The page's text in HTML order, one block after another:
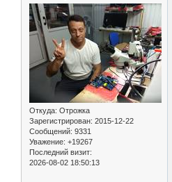
Откуда: Отрожка
Зарегистрирован: 2015-12-22
Сообщений: 9331
Уважение: +19267
Последний визит:
2026-08-02 18:50:13